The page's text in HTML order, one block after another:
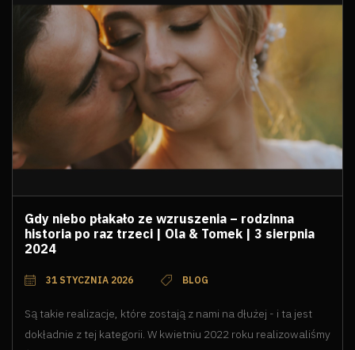
Gdy niebo płakało ze wzruszenia – rodzinna
historia po raz trzeci | Ola & Tomek | 3 sierpnia
2024
31 STYCZNIA 2026 BLOG
Są takie realizacje, które zostają z nami na dłużej - i ta jest
dokładnie z tej kategorii. W kwietniu 2022 roku realizowaliśmy